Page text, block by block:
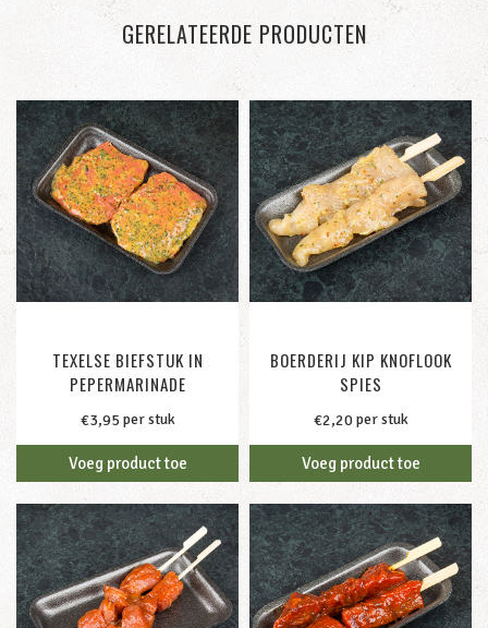
GERELATEERDE PRODUCTEN
TEXELSE BIEFSTUK IN
PEPERMARINADE
€3,95 per stuk
Voeg product toe
BOERDERIJ KIP KNOFLOOK
SPIES
€2,20per stuk
Voeg product toe